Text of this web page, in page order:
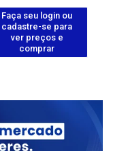
Faça seu login ou
cadastre-se para
ver preços e
comprar